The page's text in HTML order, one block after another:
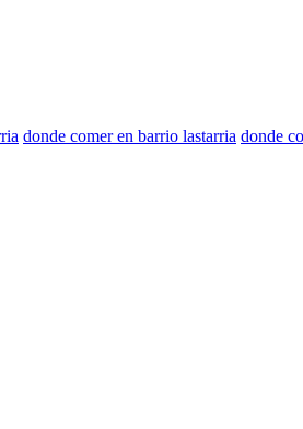
donde comer en barrio lastarria donde